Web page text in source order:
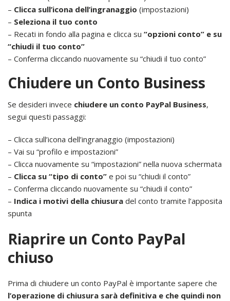
– Clicca sull’icona dell’ingranaggio (impostazioni)
– Seleziona il tuo conto
– Recati in fondo alla pagina e clicca su “opzioni conto” e su
“chiudi il tuo conto”
– Conferma cliccando nuovamente su “chiudi il tuo conto”
Chiudere un Conto Business
Se desideri invece chiudere un conto PayPal Business,
segui questi passaggi:
– Clicca sull’icona dell’ingranaggio (impostazioni)
– Vai su “profilo e impostazioni”
– Clicca nuovamente su “impostazioni” nella nuova schermata
– Clicca su “tipo di conto” e poi su “chiudi il conto”
– Conferma cliccando nuovamente su “chiudi il conto”
– Indica i motivi della chiusura del conto tramite l’apposita
spunta
Riaprire un Conto PayPal
chiuso
Prima di chiudere un conto PayPal è importante sapere che
l’operazione di chiusura sarà definitiva e che quindi non